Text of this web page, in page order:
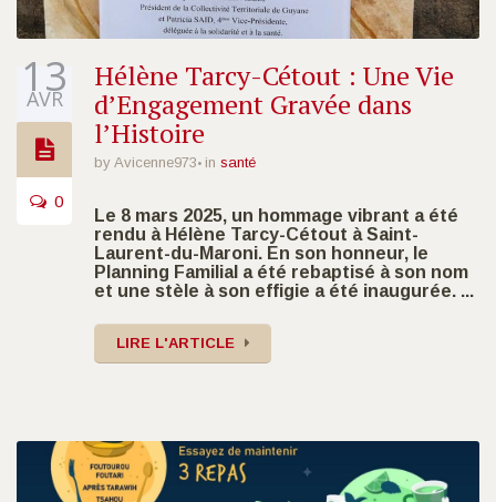
13
AVR
0
Hélène Tarcy-Cétout : Une Vie
d’Engagement Gravée dans
l’Histoire
by Avicenne973 in santé
Le 8 mars 2025, un hommage vibrant a été
rendu à Hélène Tarcy-Cétout à Saint-
Laurent-du-Maroni. En son honneur, le
Planning Familial a été rebaptisé à son nom
et une stèle à son effigie a été inaugurée. ...
LIRE L'ARTICLE